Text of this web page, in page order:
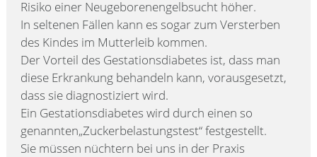
Risiko einer Neugeborenengelbsucht höher.
In seltenen Fällen kann es sogar zum Versterben
des Kindes im Mutterleib kommen.
Der Vorteil des Gestationsdiabetes ist, dass man
diese Erkrankung behandeln kann, vorausgesetzt,
dass sie diagnostiziert wird.
Ein Gestationsdiabetes wird durch einen so
genannten„Zuckerbelastungstest“ festgestellt.
Sie müssen nüchtern bei uns in der Praxis